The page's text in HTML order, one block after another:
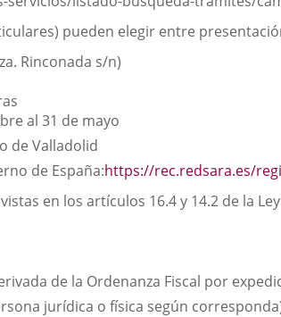
pueden elegir entre
Rinconada s/n)
al 31 de mayo
de Valladolid
de España:https://rec.redsara.es/
en los artículos 16.4 y 14.2 de la
de la Ordenanza Fiscal por
jurídica o física según